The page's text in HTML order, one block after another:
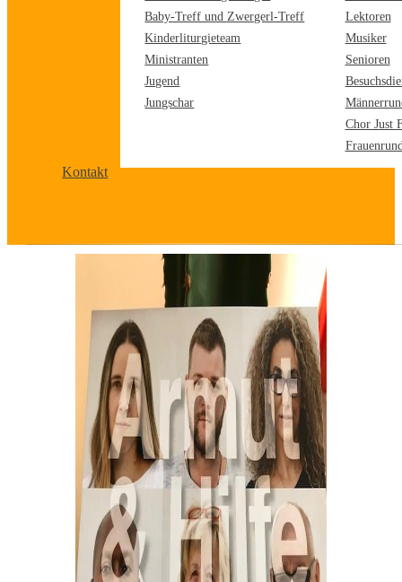
Baby-Treff und Zwergerl-Treff
Kinderliturgieteam
Ministranten
Jugend
Jungschar
Lektoren
Musiker
Senioren
Chor Just
Kontakt